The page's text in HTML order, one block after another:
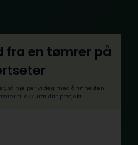
fra en tømrer på
så hjelper vi deg med å finne den
til akkurat ditt prosjekt.